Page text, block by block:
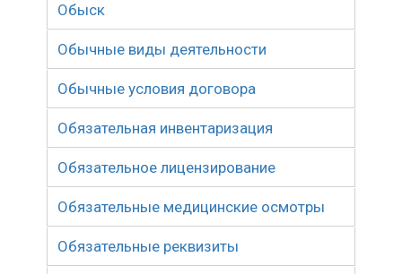
Обыск
Обычные виды деятельности
Обычные условия договора
Обязательная инвентаризация
Обязательное лицензирование
Обязательные медицинские осмотры
Обязательные реквизиты